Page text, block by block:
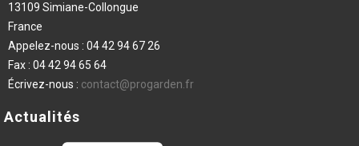
13109 Simiane-Collongue
France
Appelez-nous : 04 42 94 67 26
Fax : 04 42 94 65 64
Écrivez-nous : contact@progarden.fr
Actualités